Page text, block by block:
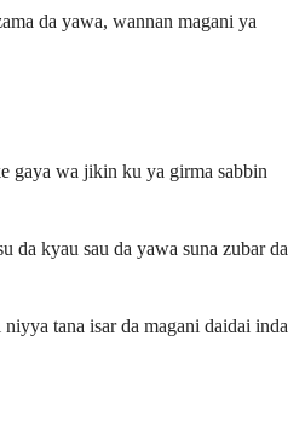
da yawa, wannan magani ya
gaya wa jikin ku ya girma sabbin
da kyau sau da yawa suna zubar da
tana isar da magani daidai inda